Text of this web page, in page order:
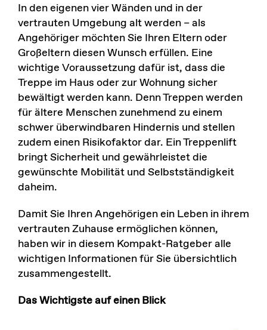
In den eigenen vier Wänden und in der
vertrauten Umgebung alt werden – als
Angehöriger möchten Sie Ihren Eltern oder
Großeltern diesen Wunsch erfüllen. Eine
wichtige Voraussetzung dafür ist, dass die
Treppe im Haus oder zur Wohnung sicher
bewältigt werden kann. Denn Treppen werden
für ältere Menschen zunehmend zu einem
schwer überwindbaren Hindernis und stellen
zudem einen Risikofaktor dar. Ein Treppenlift
bringt Sicherheit und gewährleistet die
gewünschte Mobilität und Selbstständigkeit
daheim.
Damit Sie Ihren Angehörigen ein Leben in ihrem
vertrauten Zuhause ermöglichen können,
haben wir in diesem Kompakt-Ratgeber alle
wichtigen Informationen für Sie übersichtlich
zusammengestellt.
Das Wichtigste auf einen Blick